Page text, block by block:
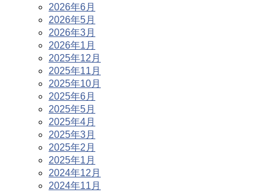
2026年6月
2026年5月
2026年3月
2026年1月
2025年12月
2025年11月
2025年10月
2025年6月
2025年5月
2025年4月
2025年3月
2025年2月
2025年1月
2024年12月
2024年11月